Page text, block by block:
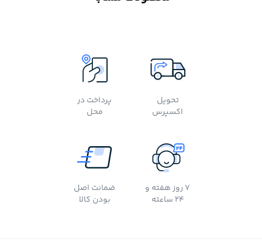
تحویل
اکسپرس
پرداخت در
محل
7 روز هفته و
24 ساعته
ضمانت اصل
بودن کالا